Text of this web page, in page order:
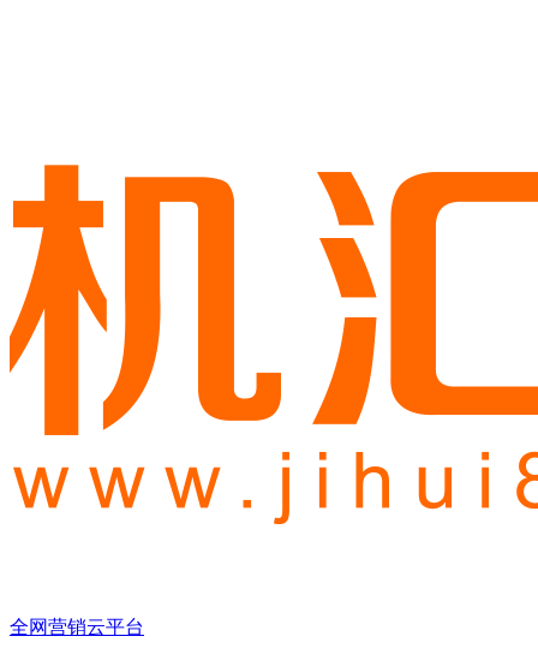
全网营销云平台